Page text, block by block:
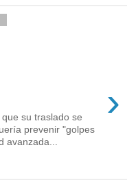
›
su traslado se
prevenir "golpes
avanzada...